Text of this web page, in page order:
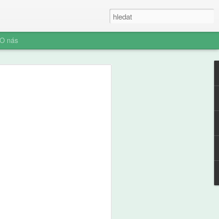
O nás
Iluze rychlých
AI není digitální
(ani digitální
myšlení je konec. Vítejte v nové éře